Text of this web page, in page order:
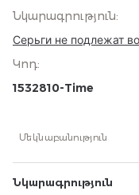
Նկարագրություն:
Серьги не подлежат
Կոդ:
1532810-Time
Մեկնաբանություն
Նկարագրություն